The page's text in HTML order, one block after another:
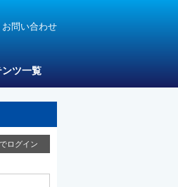
お問い合わせ
ンツ一覧
ログイン